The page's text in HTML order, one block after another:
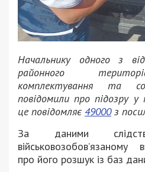
Начальнику одного з
районного
комплектування та
повідомили про підозру у
це повідомляє 49000з
За даними
про його розшук із баз